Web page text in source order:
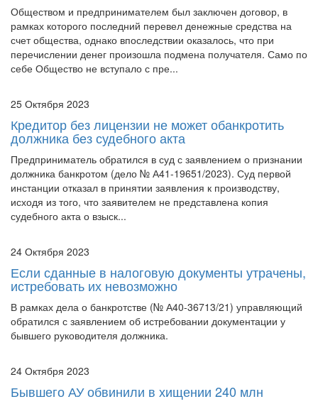
Обществом и предпринимателем был заключен договор, в
рамках которого последний перевел денежные средства на
счет общества, однако впоследствии оказалось, что при
перечислении денег произошла подмена получателя. Само по
себе Общество не вступало с пре...
25 Октября 2023
Кредитор без лицензии не может обанкротить
должника без судебного акта
Предприниматель обратился в суд с заявлением о признании
должника банкротом (дело № А41-19651/2023). Суд первой
инстанции отказал в принятии заявления к производству,
исходя из того, что заявителем не представлена копия
судебного акта о взыск...
24 Октября 2023
Если сданные в налоговую документы утрачены,
истребовать их невозможно
В рамках дела о банкротстве (№ А40-36713/21) управляющий
обратился с заявлением об истребовании документации у
бывшего руководителя должника.
24 Октября 2023
Бывшего АУ обвинили в хищении 240 млн